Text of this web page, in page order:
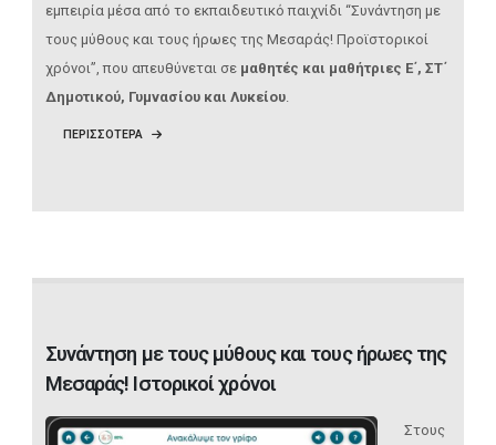
εμπειρία μέσα από το εκπαιδευτικό παιχνίδι “Συνάντηση με
τους μύθους και τους ήρωες της Μεσαράς! Προϊστορικοί
χρόνοι”, που απευθύνεται σε μαθητές και μαθήτριες Ε΄, ΣΤ΄
Δημοτικού, Γυμνασίου και Λυκείου.
ΠΕΡΙΣΣΟΤΕΡΑ
Συνάντηση με τους μύθους και τους ήρωες της
Μεσαράς! Iστορικοί χρόνοι
Στoυς